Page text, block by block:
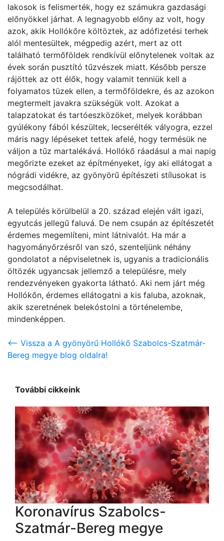
lakosok is felismerték, hogy ez számukra gazdasági
előnyökkel járhat. A legnagyobb előny az volt, hogy
azok, akik Hollókőre költöztek, az adófizetési terhek
alól mentesültek, mégpedig azért, mert az ott
található termőföldek rendkívül előnytelenek voltak az
évek során pusztító tűzvészek miatt. Később persze
rájöttek az ott élők, hogy valamit tenniük kell a
folyamatos tüzek ellen, a termőföldekre, és az azokon
megtermelt javakra szükségük volt. Azokat a
talapzatokat és tartóeszközöket, melyek korábban
gyúlékony fából készültek, lecserélték vályogra, ezzel
máris nagy lépéseket tettek afelé, hogy termésük ne
váljon a tűz martalékává. Hollókő ráadásul a mai napig
megőrizte ezeket az építményeket, így aki ellátogat a
nógrádi vidékre, az gyönyörű építészeti stílusokat is
megcsodálhat.
A település körülbelül a 20. század elején vált igazi,
egyutcás jellegű faluvá. De nem csupán az építészetét
érdemes megemlíteni, mint látnivalót. Ha már a
hagyományőrzésről van szó, szenteljünk néhány
gondolatot a népviseletnek is, ugyanis a tradicionális
öltözék ugyancsak jellemző a településre, mely
rendezvényeken gyakorta látható. Aki nem járt még
Hollókőn, érdemes ellátogatni a kis faluba, azoknak,
akik szeretnének belekóstolni a történelembe,
mindenképpen.
<-- Vissza a A gyönyörű Hollókő Szabolcs-Szatmár-
Bereg megye blog oldalra!
További cikkeink
Koronavírus Szabolcs-
Szatmár-Bereg megye